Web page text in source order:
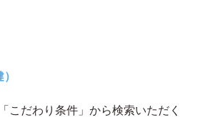
こだわり条件」から検索いただく